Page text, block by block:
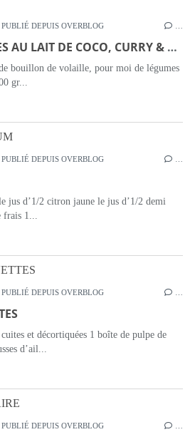
PUBLIÉ DEPUIS OVERBLOG
RISOTTO DE CREVETTES AU LAIT DE COCO, CURRY & CITRON VERT
bouillon de volaille, pour moi de légumes
gr...
PUBLIÉ DEPUIS OVERBLOG
jus d’1/2 citron jaune le jus d’1/2 demi
frais 1...
PUBLIÉ DEPUIS OVERBLOG
et décortiquées 1 boîte de pulpe de
d’ail...
PUBLIÉ DEPUIS OVERBLOG